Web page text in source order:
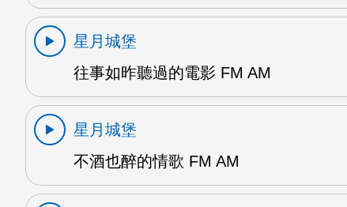
星月城堡
往事如昨聽過的電影 FM AM
星月城堡
不酒也醉的情歌 FM AM